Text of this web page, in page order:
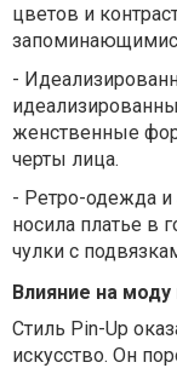
цветов и
-
женственные
черты лица.
- Ретро-одежда и
носила платье в
чулки с
Влияние на моду
Стиль Pin-Up
искусство. Он